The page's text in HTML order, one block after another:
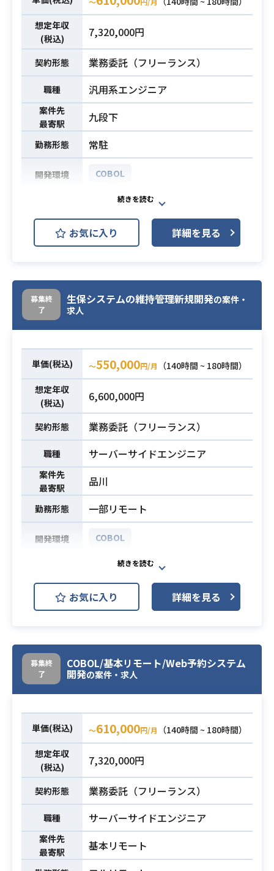
①端末・アプリ・ネットワークの運
用保守・監視業務
②ユーザ情報、端末情報の管理VBA
やScriptを使用したツール類の修正
や作成
③基盤維持（バージョンアップ等）
計画とドキュメント作成
・システムの運用保守、障害対応の
経験がある方
・SQLの経験
・Windows/UNIXコマンドの操作
・ExcelVBA、VBscriptによるツール
作成
・CWAT(セキュリティ管理ソフト)の
想定年収
(税込)
7,320,000円
契約形態 業務委託（フリーランス）
職種 汎用系エンジニア
案件先
最寄駅
九段下
勤務形態 常駐
開発環境 COBOL
業務内容
パッケージの保守・開発を行ってい
ただきます。
オンラインフロントシステム及びバ
ッチシステムの保守・開発を行って
必須スキル
・COBOLの基本設計以降の経験
・Orcleの経験
お気に入り 詳細を見る
募集終
了
生保システムの維持管理新規開発の案件・
求人
単価(税込) 〜550,000円/月
（140時間 ~ 180時間）
想定年収
(税込)
6,600,000円
契約形態 業務委託（フリーランス）
職種 サーバーサイドエンジニア
案件先
最寄駅
品川
勤務形態 一部リモート
開発環境 COBOL
業務内容
保全領域の保守開発（体制の若返り
化）生保システムの維持管理新規開
発となります。
案件の詳細は面談の際にお伝えいた
必須スキル
・COBOLの開発経験（3年以上）
・顧客折衝の経験あり
お気に入り 詳細を見る
募集終
了
COBOL/基本リモート/Web予約システム
開発の案件・求人
単価(税込) 〜610,000円/月
（140時間 ~ 180時間）
想定年収
(税込)
7,320,000円
契約形態 業務委託（フリーランス）
職種 サーバーサイドエンジニア
案件先
最寄駅
基本リモート